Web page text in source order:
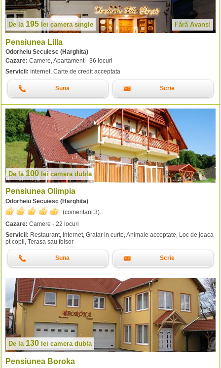
De la 195 leicamera single Fără Avans!
Pensiunea Lilla
Odorheiu Secuiesc (Harghita)
Cazare: Camere, Apartament - 36 locuri
Servicii: Internet, Carte de credit acceptata
Suna Scrie
De la 100 leicamera dubla
Pensiunea Olimpia
Odorheiu Secuiesc (Harghita)
(comentarii:3).
Cazare: Camere - 22 locuri
Servicii: Restaurant, Internet, Gratar in curte, Animale acceptate, Loc de joaca
pt copii, Terasa sau foisor
Suna Scrie
De la 130 lei camera dubla
Pensiunea Boroka